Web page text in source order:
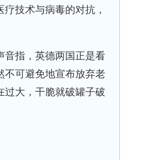
技术与病毒的对抗，
音指，英德两国正是看
不可避免地宣布放弃老
过大，干脆就破罐子破